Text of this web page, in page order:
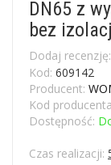
DN65 z
bez
Dodaj recenzję:
Kod: 609142
Producent:
Kod
Dostępność:
Czas realizacji: